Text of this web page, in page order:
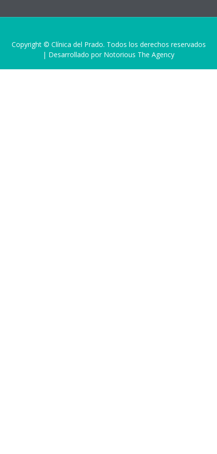
Copyright © Clínica del Prado. Todos los derechos reservados
| Desarrollado por Notorious The Agency